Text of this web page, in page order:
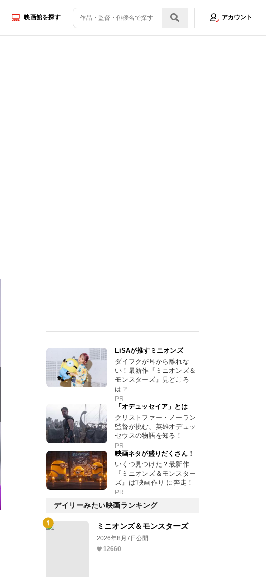
映画館を探す アカウント
LiSAが推すミニオンズ
ダイフクが耳から離れな
い！最新作『ミニオンズ＆
モンスターズ』見どころ
は？
PR
「オデュッセイア」とは
クリストファー・ノーラン
監督が挑む、英雄オデュッ
セウスの物語を知る！
PR
映画ネタが盛りだくさん！
いくつ見つけた？最新作
『ミニオンズ＆モンスター
ズ』は“映画作り”に奔走！
PR
デイリーみたい映画ランキング
ミニオンズ＆モンスターズ
2026年8月7日公開
12660